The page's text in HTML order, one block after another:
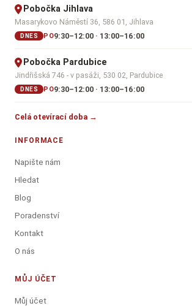
Pobočka Jihlava
Masarykovo Náměstí 36, 586 01, Jihlava
DNES PO9:30–12:00 · 13:00–16:00
Pobočka Pardubice
Jindřišská 746 - v pasáži, 530 02, Pardubice
DNES PO9:30–12:00 · 13:00–16:00
Celá otevírací doba →
INFORMACE
Napište nám
Hledat
Blog
Poradenství
Kontakt
O nás
MŮJ ÚČET
Můj účet